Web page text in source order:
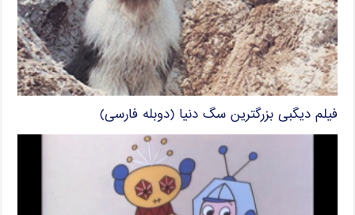
فیلم دیگبی بزرگترین سگ دنیا (دوبله فارسی)